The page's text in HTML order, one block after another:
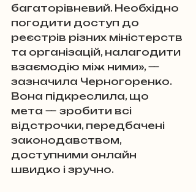
багаторівневий. Необхідно
погодити доступ до
реєстрів різних міністерств
та організацій, налагодити
взаємодію між ними», —
зазначила Черногоренко.
Вона підкреслила, що
мета — зробити всі
відстрочки, передбачені
законодавством,
доступними онлайн
швидко і зручно.